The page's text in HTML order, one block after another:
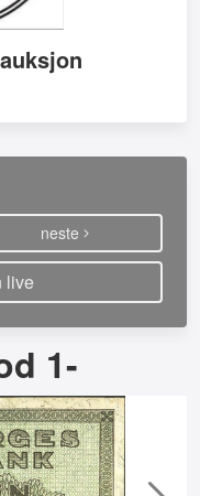
neste
live
1-